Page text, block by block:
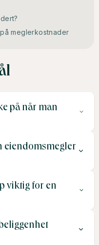
meglerkostnader
på når man
god kundeservice
Sørg også for at
eiendomsmegler
ligger mellom 1,5
til faste honorarer
viktig for en
som gjør området
markedsføre